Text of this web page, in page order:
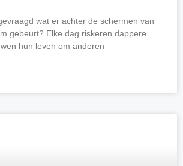
wat er achter de schermen van
gebeurt? Elke dag riskeren dappere
hun leven om anderen